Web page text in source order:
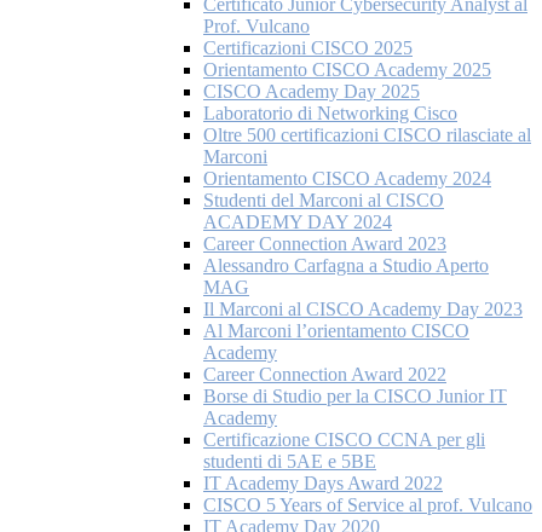
Certificato Junior Cybersecurity Analyst al
Prof. Vulcano
Certificazioni CISCO 2025
Orientamento CISCO Academy 2025
CISCO Academy Day 2025
Laboratorio di Networking Cisco
Oltre 500 certificazioni CISCO rilasciate al
Marconi
Orientamento CISCO Academy 2024
Studenti del Marconi al CISCO
ACADEMY DAY 2024
Career Connection Award 2023
Alessandro Carfagna a Studio Aperto
MAG
Il Marconi al CISCO Academy Day 2023
Al Marconi l’orientamento CISCO
Academy
Career Connection Award 2022
Borse di Studio per la CISCO Junior IT
Academy
Certificazione CISCO CCNA per gli
studenti di 5AE e 5BE
IT Academy Days Award 2022
CISCO 5 Years of Service al prof. Vulcano
IT Academy Day 2020